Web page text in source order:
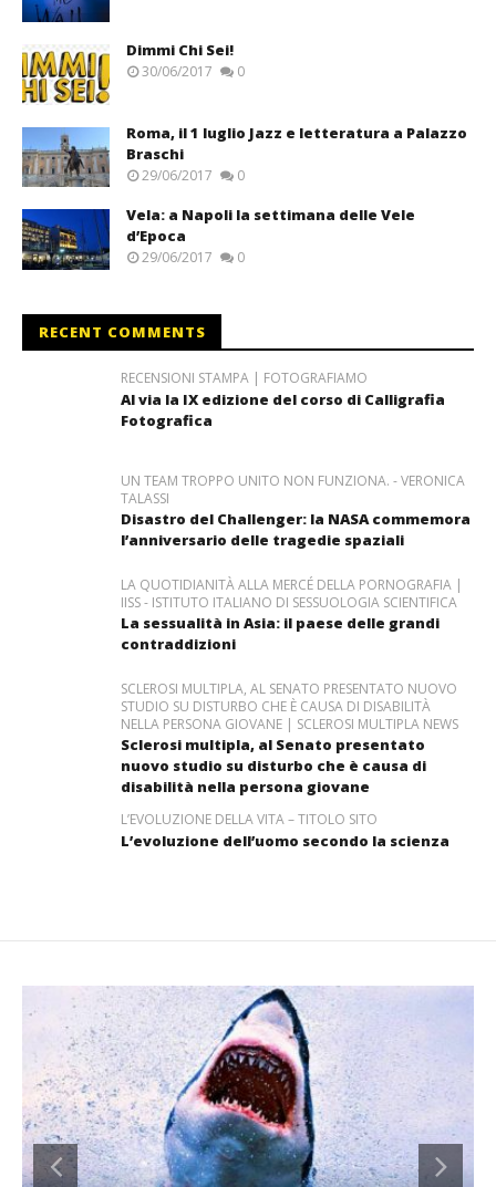
Dimmi Chi Sei!
30/06/2017 0
Roma, il 1 luglio Jazz e letteratura a Palazzo
Braschi
29/06/2017 0
Vela: a Napoli la settimana delle Vele
d’Epoca
29/06/2017 0
RECENT COMMENTS
RECENSIONI STAMPA | FOTOGRAFIAMO
Al via la IX edizione del corso di Calligrafia
Fotografica
UN TEAM TROPPO UNITO NON FUNZIONA. - VERONICA
TALASSI
Disastro del Challenger: la NASA commemora
l’anniversario delle tragedie spaziali
LA QUOTIDIANITÀ ALLA MERCÉ DELLA PORNOGRAFIA |
IISS - ISTITUTO ITALIANO DI SESSUOLOGIA SCIENTIFICA
La sessualità in Asia: il paese delle grandi
contraddizioni
SCLEROSI MULTIPLA, AL SENATO PRESENTATO NUOVO
STUDIO SU DISTURBO CHE È CAUSA DI DISABILITÀ
NELLA PERSONA GIOVANE | SCLEROSI MULTIPLA NEWS
Sclerosi multipla, al Senato presentato
nuovo studio su disturbo che è causa di
disabilità nella persona giovane
L’EVOLUZIONE DELLA VITA – TITOLO SITO
L’evoluzione dell’uomo secondo la scienza